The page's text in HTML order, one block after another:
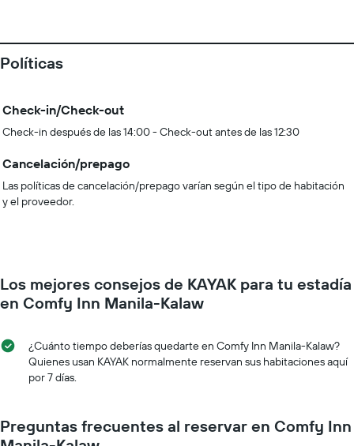
Políticas
Check-in/Check-out
Check-in después de las 14:00 - Check-out antes de las 12:30
Cancelación/prepago
Las políticas de cancelación/prepago varían según el tipo de habitación
y el proveedor.
Los mejores consejos de KAYAK para tu estadía
en Comfy Inn Manila-Kalaw
¿Cuánto tiempo deberías quedarte en Comfy Inn Manila-Kalaw?
Quienes usan KAYAK normalmente reservan sus habitaciones aquí
por 7 días.
Preguntas frecuentes al reservar en Comfy Inn